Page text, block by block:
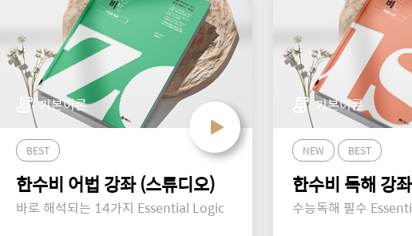
] ★2024학년도 고1/2, 고3/N수 겨울방학 학습법 영상 공지★
] ★ 추석연휴 배송관련 공지 ★
] 제우스공무원 오픈 및 제우스에듀 관리자페이지 리뉴얼 공지
] 23년도 공무원, 이충권 전강좌 무료 수강 추가 접수 안내
기본이론
BEST
한수비 어법 강좌 (스튜디오)
바로 해석되는 14가지 Essential Logic
기본이론
NEW BEST
한수비 독해 강
수능독해 필수